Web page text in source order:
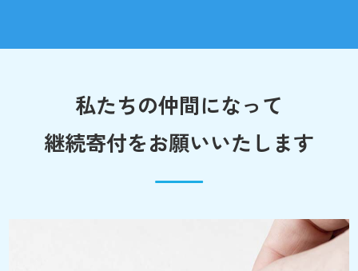
私たちの仲間になって
継続寄付をお願いいたします